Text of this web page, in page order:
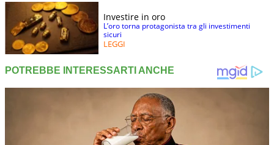
Investire in oro
L’oro torna protagonista tra gli investimenti
sicuri
LEGGI